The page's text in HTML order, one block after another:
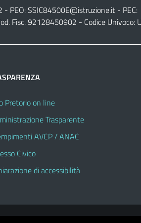
- PEO:SSIC84500E@istruzione.it- PEC:
Fisc. 92128450902 - Codice Univoco:
Pretorio on line
Trasparente
AVCP / ANAC
Civico
di accessibilità